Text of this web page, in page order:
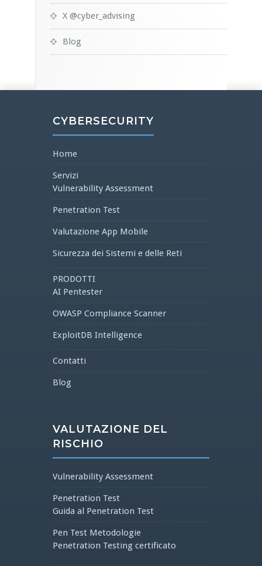
X @cyber_advising
Blog
CYBERSECURITY
Home
Servizi
Vulnerability Assessment
Penetration Test
Valutazione App Mobile
Sicurezza dei Sistemi e delle Reti
PRODOTTI
AI Pentester
OWASP Compliance Scanner
ExploitDB Intelligence
Contatti
Blog
VALUTAZIONE DEL
RISCHIO
Vulnerability Assessment
Penetration Test
Guida al Penetration Test
Pen Test Metodologie
Penetration Testing certificato